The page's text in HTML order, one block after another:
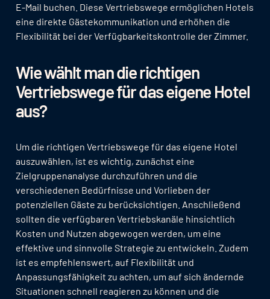
E-Mail buchen. Diese Vertriebswege ermöglichen Hotels
eine direkte Gästekommunikation und erhöhen die
Flexibilität bei der Verfügbarkeitskontrolle der Zimmer.
Wie wählt man die richtigen
Vertriebswege für das eigene Hotel
aus?
Um die richtigen Vertriebswege für das eigene Hotel
auszuwählen, ist es wichtig, zunächst eine
Zielgruppenanalyse durchzuführen und die
verschiedenen Bedürfnisse und Vorlieben der
potenziellen Gäste zu berücksichtigen. Anschließend
sollten die verfügbaren Vertriebskanäle hinsichtlich
Kosten und Nutzen abgewogen werden, um eine
effektive und sinnvolle Strategie zu entwickeln. Zudem
ist es empfehlenswert, auf Flexibilität und
Anpassungsfähigkeit zu achten, um auf sich ändernde
Situationen schnell reagieren zu können und die